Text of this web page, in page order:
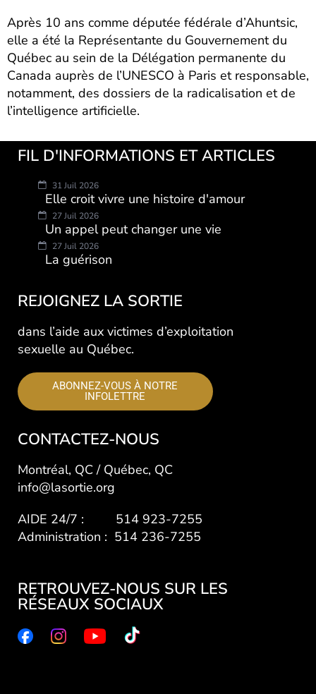
Après 10 ans comme députée fédérale d’Ahuntsic,
elle a été la Représentante du Gouvernement du
Québec au sein de la Délégation permanente du
Canada auprès de l’UNESCO à Paris et responsable,
notamment, des dossiers de la radicalisation et de
l’intelligence artificielle.
FIL D'INFORMATIONS ET ARTICLES
31 Juil 2026
Elle croit vivre une histoire d'amour
27 Juil 2026
Un appel peut changer une vie
27 Juil 2026
La guérison
REJOIGNEZ LA SORTIE
dans l’aide aux victimes d’exploitation
sexuelle au Québec.
ABONNEZ-VOUS À NOTRE
INFOLETTRE
CONTACTEZ-NOUS
Montréal, QC / Québec, QC
info@lasortie.org
AIDE 24/7 : 514 923-7255
Administration : 514 236-7255
RETROUVEZ-NOUS SUR LES
RÉSEAUX SOCIAUX